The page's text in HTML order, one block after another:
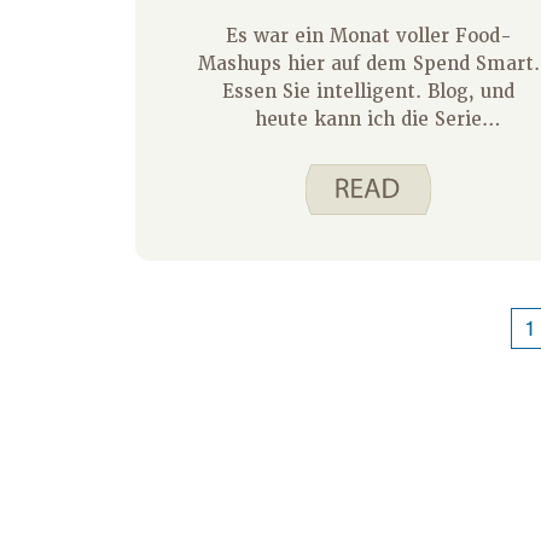
Es war ein Monat voller Food-
Mashups hier auf dem Spend Smart.
Essen Sie intelligent. Blog, und
heute kann ich die Serie
1